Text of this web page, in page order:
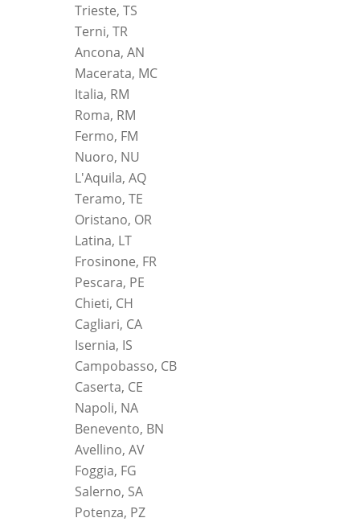
Trieste, TS
Terni, TR
Ancona, AN
Macerata, MC
Italia, RM
Roma, RM
Fermo, FM
Nuoro, NU
L'Aquila, AQ
Teramo, TE
Oristano, OR
Latina, LT
Frosinone, FR
Pescara, PE
Chieti, CH
Cagliari, CA
Isernia, IS
Campobasso, CB
Caserta, CE
Napoli, NA
Benevento, BN
Avellino, AV
Foggia, FG
Salerno, SA
Potenza, PZ